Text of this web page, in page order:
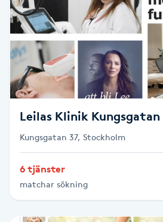
Reikihealing
Reiki massage
Restorative Yoga
Rosacea
Rosenmetoden
Ryggmassage
Leilas Klinik Kungsgatan
Kungsgatan 37, Stockholm
6 tjänster
matchar sökning